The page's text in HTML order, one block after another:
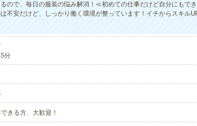
ので、毎日の服装の悩み解消！≪初めての仕事だけど自分にもで
不安だけど、しっかり働く環境が整っています！イチからスキル
分
きる方、大歓迎！